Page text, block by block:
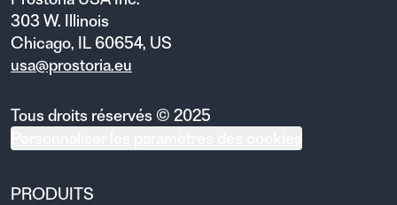
303 W. Illinois
Chicago, IL 60654, US
usa@prostoria.eu
Tous droits réservés © 2025
PRODUITS